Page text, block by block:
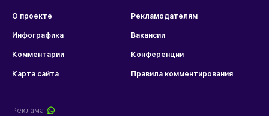
О проекте Рекламодателям
Инфографика Вакансии
Комментарии Конференции
Карта сайта Правила комментирования
Реклама